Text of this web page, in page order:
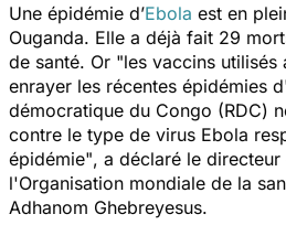
Une épidémie d’Ebola est en
Ouganda. Elle a déjà fait 29
de santé. Or "les vaccins utilisés
enrayer les récentes épidémies
démocratique du Congo (RDC)
contre le type de virus Ebola
épidémie", a déclaré le directeur
l'Organisation mondiale de la
Adhanom Ghebreyesus.